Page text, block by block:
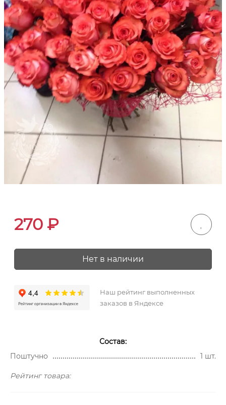
270 ₽
Нет в наличии
Наш рейтинг выполненных
заказов в Яндексе
Состав:
Поштучно
1 шт.
Рейтинг товара: